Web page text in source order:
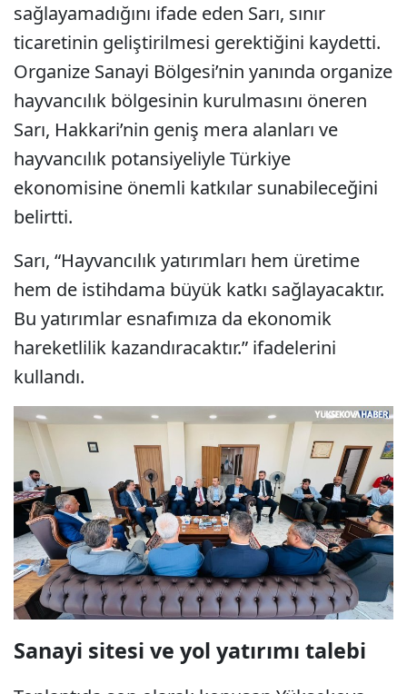
sağlayamadığını ifade eden Sarı, sınır
ticaretinin geliştirilmesi gerektiğini kaydetti.
Organize Sanayi Bölgesi’nin yanında organize
hayvancılık bölgesinin kurulmasını öneren
Sarı, Hakkari’nin geniş mera alanları ve
hayvancılık potansiyeliyle Türkiye
ekonomisine önemli katkılar sunabileceğini
belirtti.
Sarı, “Hayvancılık yatırımları hem üretime
hem de istihdama büyük katkı sağlayacaktır.
Bu yatırımlar esnafımıza da ekonomik
hareketlilik kazandıracaktır.” ifadelerini
kullandı.
Sanayi sitesi ve yol yatırımı talebi